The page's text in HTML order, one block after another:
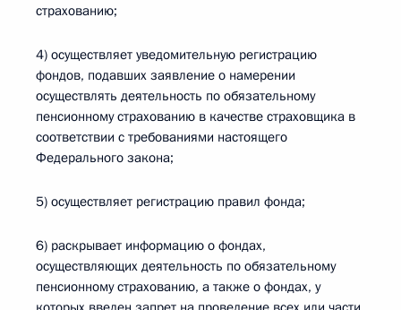
страхованию;
4) осуществляет уведомительную регистрацию
фондов, подавших заявление о намерении
осуществлять деятельность по обязательному
пенсионному страхованию в качестве страховщика в
соответствии с требованиями настоящего
Федерального закона;
5) осуществляет регистрацию правил фонда;
6) раскрывает информацию о фондах,
осуществляющих деятельность по обязательному
пенсионному страхованию, а также о фондах, у